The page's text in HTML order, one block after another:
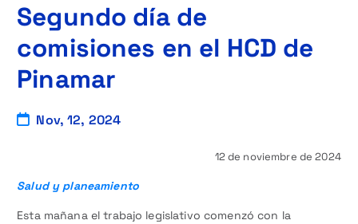
Segundo día de
comisiones en el HCD de
Pinamar
Nov, 12, 2024
12 de noviembre de 2024
Salud y planeamiento
Esta mañana el trabajo legislativo comenzó con la